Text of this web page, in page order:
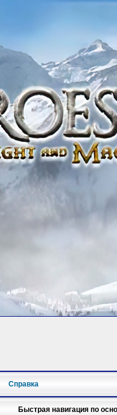
Справка
Быстрая навигация по